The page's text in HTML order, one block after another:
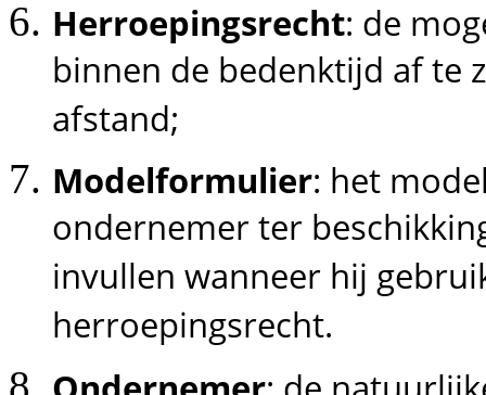
Herroepingsrecht: de
binnen de bedenktijd af te
afstand;
Modelformulier: het
ondernemer ter
invullen wanneer hij
herroepingsrecht.